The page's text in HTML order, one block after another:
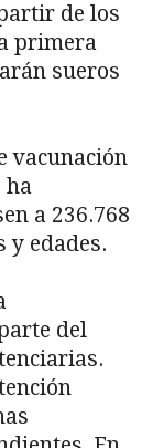
de los
primera
sueros
vacunación
ha
a 236.768
y edades.
del